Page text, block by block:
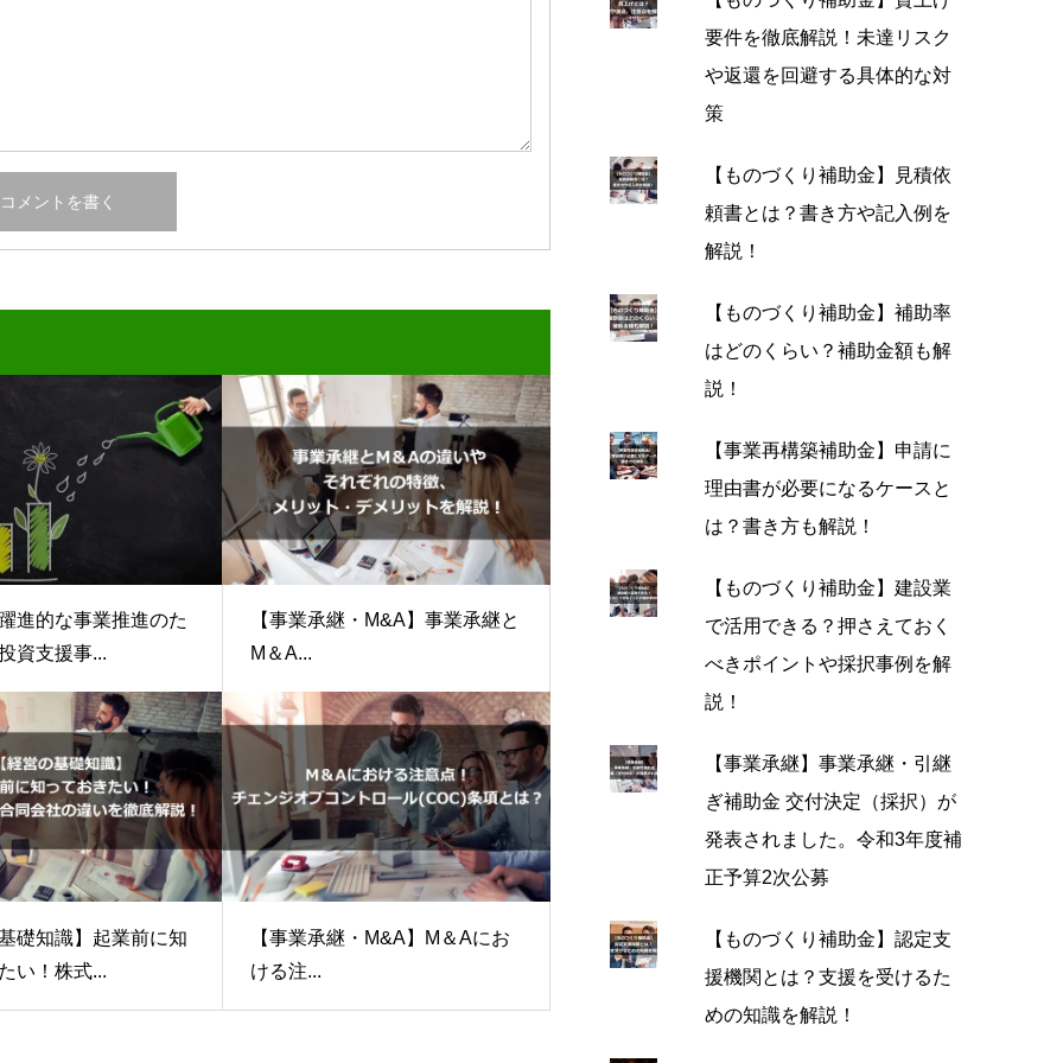
進的な事業推進のた
資支援事...
【事業承継・M&A】事業承継と
M＆A...
礎知識】起業前に知
い！株式...
【事業承継・M&A】M＆Aにお
ける注...
要件を徹底解説！未達リスク
や返還を回避する具体的な対
策
【ものづくり補助金】見積依
頼書とは？書き方や記入例を
解説！
【ものづくり補助金】補助率
はどのくらい？補助金額も解
説！
【事業再構築補助金】申請に
理由書が必要になるケースと
は？書き方も解説！
【ものづくり補助金】建設業
で活用できる？押さえておく
べきポイントや採択事例を解
説！
【事業承継】事業承継・引継
ぎ補助金 交付決定（採択）が
発表されました。令和3年度補
正予算2次公募
【ものづくり補助金】認定支
援機関とは？支援を受けるた
めの知識を解説！